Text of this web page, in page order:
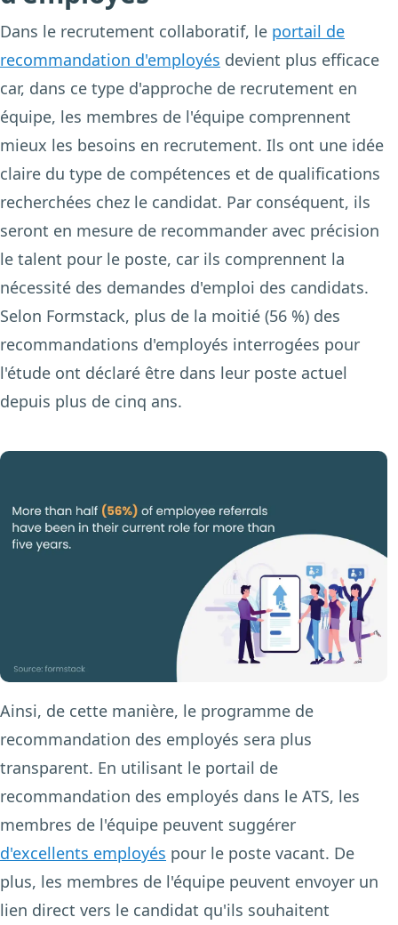
Dans le recrutement collaboratif, le portail de
recommandation d'employés devient plus efficace
car, dans ce type d'approche de recrutement en
équipe, les membres de l'équipe comprennent
mieux les besoins en recrutement. Ils ont une idée
claire du type de compétences et de qualifications
recherchées chez le candidat. Par conséquent, ils
seront en mesure de recommander avec précision
le talent pour le poste, car ils comprennent la
nécessité des demandes d'emploi des candidats.
Selon Formstack, plus de la moitié (56 %) des
recommandations d'employés interrogées pour
l'étude ont déclaré être dans leur poste actuel
depuis plus de cinq ans.
Ainsi, de cette manière, le programme de
recommandation des employés sera plus
transparent. En utilisant le portail de
recommandation des employés dans le ATS, les
membres de l'équipe peuvent suggérer
d'excellents employés pour le poste vacant. De
plus, les membres de l'équipe peuvent envoyer un
lien direct vers le candidat qu'ils souhaitent